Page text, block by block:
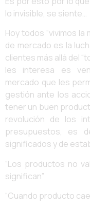
lo invisible, se siente…
Hoy todos “vivimos la
de mercado es la
clientes más allá del
les interesa es
mercado que les
gestión ante los
tener un buen
revolución de los
presupuestos, es
significados y de
“Los productos no
significan”
“Cuando producto